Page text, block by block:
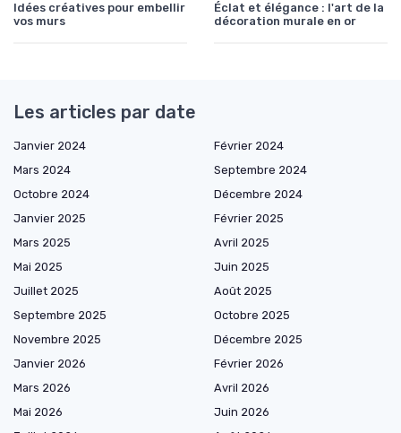
Idées créatives pour embellir
vos murs
Éclat et élégance : l'art de la
décoration murale en or
Les articles par date
Janvier 2024
Février 2024
Mars 2024
Septembre 2024
Octobre 2024
Décembre 2024
Janvier 2025
Février 2025
Mars 2025
Avril 2025
Mai 2025
Juin 2025
Juillet 2025
Août 2025
Septembre 2025
Octobre 2025
Novembre 2025
Décembre 2025
Janvier 2026
Février 2026
Mars 2026
Avril 2026
Mai 2026
Juin 2026